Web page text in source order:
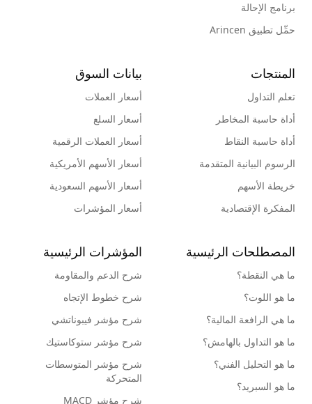
برنامج الإحالة
حمِّل تطبيق Arincen
المنتجات
تعلم التداول
أداة حاسبة المخاطر
أداة حاسبة النقاط
الرسوم البيانية المتقدمة
خريطة الأسهم
المفكرة الإقتصادية
بيانات السوق
أسعار العملات
أسعار السلع
أسعار العملات الرقمية
أسعار الأسهم الأمريكية
أسعار الأسهم السعودية
أسعار المؤشرات
المصطلحات الرئيسية
ما هي النقطة؟
ما هو اللوت؟
ما هي الرافعة المالية؟
ما هو التداول بالهامش؟
ما هو التحليل الفني؟
ما هو السبريد؟
المؤشرات الرئيسية
شرح الدعم والمقاومة
شرح خطوط الإتجاه
شرح مؤشر فيبوناتشي
شرح مؤشر ستوكاستيك
شرح مؤشر المتوسطات
المتحركة
شرح مؤشر MACD